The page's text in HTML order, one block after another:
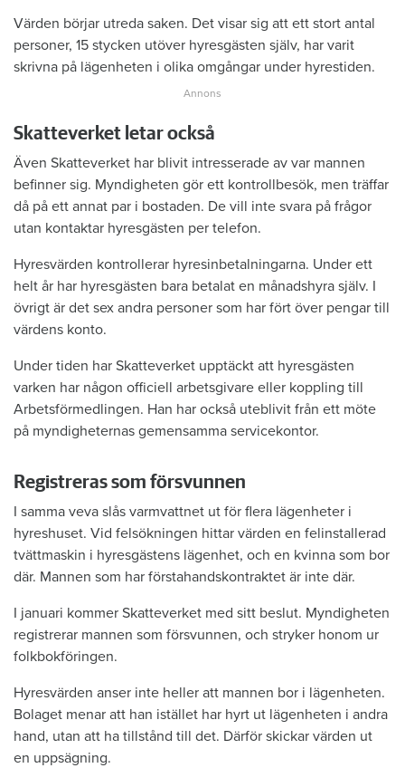
Värden börjar utreda saken. Det visar sig att ett stort antal
personer, 15 stycken utöver hyresgästen själv, har varit
skrivna på lägenheten i olika omgångar under hyrestiden.
Skatteverket letar också
Även Skatteverket har blivit intresserade av var mannen
befinner sig. Myndigheten gör ett kontrollbesök, men träffar
då på ett annat par i bostaden. De vill inte svara på frågor
utan kontaktar hyresgästen per telefon.
Hyresvärden kontrollerar hyresinbetalningarna. Under ett
helt år har hyresgästen bara betalat en månadshyra själv. I
övrigt är det sex andra personer som har fört över pengar till
värdens konto.
Under tiden har Skatteverket upptäckt att hyresgästen
varken har någon officiell arbetsgivare eller koppling till
Arbetsförmedlingen. Han har också uteblivit från ett möte
på myndigheternas gemensamma servicekontor.
Registreras som försvunnen
I samma veva slås varmvattnet ut för flera lägenheter i
hyreshuset. Vid felsökningen hittar värden en felinstallerad
tvättmaskin i hyresgästens lägenhet, och en kvinna som bor
där. Mannen som har förstahandskontraktet är inte där.
I januari kommer Skatteverket med sitt beslut. Myndigheten
registrerar mannen som försvunnen, och stryker honom ur
folkbokföringen.
Hyresvärden anser inte heller att mannen bor i lägenheten.
Bolaget menar att han istället har hyrt ut lägenheten i andra
hand, utan att ha tillstånd till det. Därför skickar värden ut
en uppsägning.